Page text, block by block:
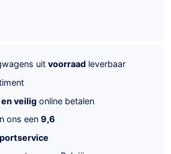
uit voorraad leverbaar
veilig online betalen
ons een 9,6